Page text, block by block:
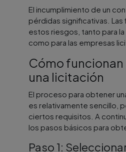
El incumplimiento de un
pérdidas significativas. Las
estos riesgos, tanto para
como para las empresas
Cómo funcionan
una licitación
El proceso para obtener
es relativamente sencillo,
ciertos requisitos. A
los pasos básicos para
Paso 1: